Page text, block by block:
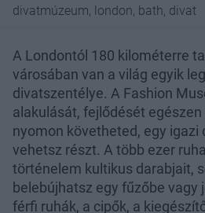
divatmúzeum, london, bath, divat
A Londontól 180 kilométerre
városában van a világ egyik
divatszentélye. A Fashion
alakulását, fejlődését
nyomon követheted, egy
vehetsz részt. A több ezer
történelem kultikus darabjait,
belebújhatsz egy fűzőbe vagy
férfi ruhák, a cipők, a